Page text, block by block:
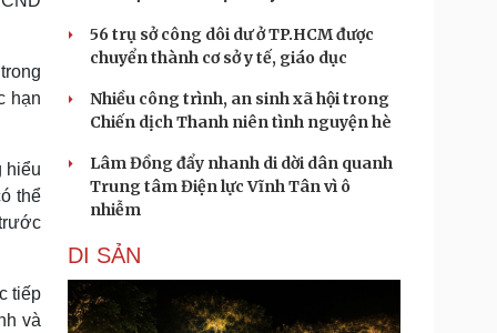
hạn
hiểu
thể
tiếp
và
56 trụ sở công dôi dư ở TP.HCM được
chuyển thành cơ sở y tế, giáo dục
Nhiều công trình, an sinh xã hội trong
Chiến dịch Thanh niên tình nguyện hè
Lâm Đồng đẩy nhanh di dời dân quanh
Trung tâm Điện lực Vĩnh Tân vì ô
nhiễm
DI SẢN